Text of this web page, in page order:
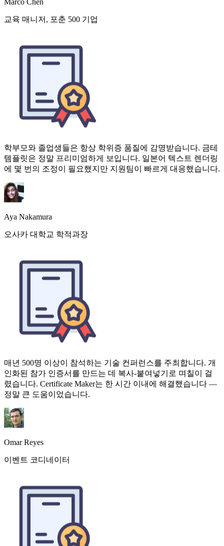
템플릿은 정말 프리미엄하게 보입니다. 일본어 텍스트 렌더링
에 몇 번의 조정이 필요했지만 지원팀이 빠르게 대응했습니다.
Aya Nakamura
오사카 대학교 학적과장
인화된 참가 인증서를 만드는 데 복사-붙여넣기로 며칠이 걸
렸습니다. Certificate Maker는 한 시간 이내에 해결했습니다 —
정말 큰 도움이었습니다.
Omar Reyes
이벤트 코디네이터
들은 잘 디자인된 자격증을 진심으로 소중히 여깁니다. AI가
선택하는 색상 조합이 훌륭합니다 — 수동으로 고르는 것보다